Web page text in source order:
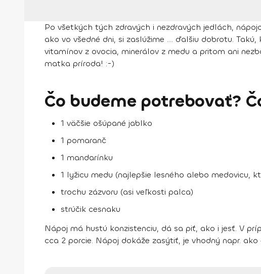
Po všetkých tých zdravých i nezdravých jedlách,
ako vo všedné dni, si zaslúžime .... ďalšiu dobrotu.
vitamínov z ovocia, minerálov z medu a pritom ani
matka príroda! :-)
Čo budeme potrebovať?
1 väčšie ošúpané jablko
1 pomaranč
1 mandarínku
1 lyžicu medu (najlepšie lesného alebo medovicu,
trochu zázvoru (asi veľkosti palca)
strúčik cesnaku
Nápoj má hustú konzistenciu, dá sa piť, ako i jesť. V
cca 2 porcie. Nápoj dokáže zasýtiť, je vhodný napr.